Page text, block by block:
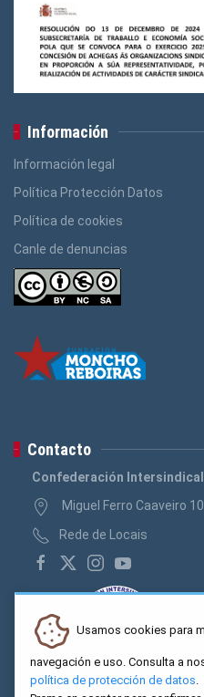
Información
Información legal
Política Protección Datos
Política de cookies
Canle de denuncias
Contacto
Confederación Intersindical
Miguel Ferro Caaveiro
Rede de Locais
Usamos cookies para
navegación e uso. Consulta a
política de protección de datos.